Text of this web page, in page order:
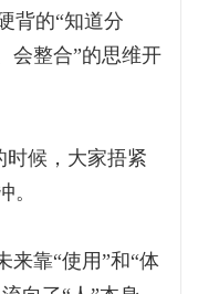
背的“知道分
会整合”的思维开
时候，大家捂紧
。
来靠“使用”和“体